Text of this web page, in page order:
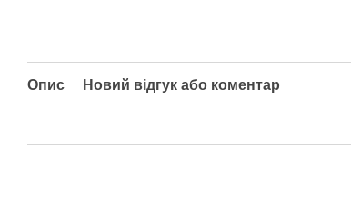
Опис Новий відгук або коментар